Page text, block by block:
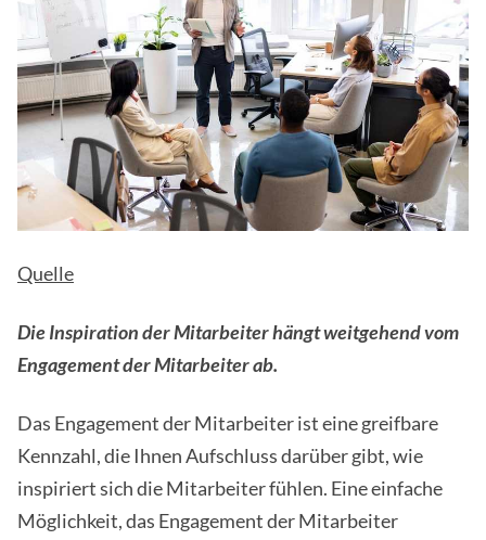
Quelle
Die Inspiration der Mitarbeiter hängt weitgehend vom
Engagement der Mitarbeiter ab.
Das Engagement der Mitarbeiter ist eine greifbare
Kennzahl, die Ihnen Aufschluss darüber gibt, wie
inspiriert sich die Mitarbeiter fühlen. Eine einfache
Möglichkeit, das Engagement der Mitarbeiter